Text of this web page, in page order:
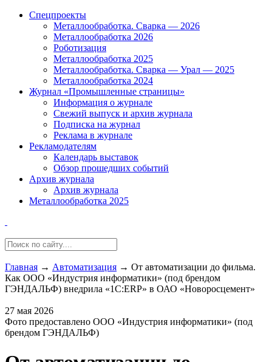
Спецпроекты
Металлообработка. Сварка — 2026
Металлообработка 2026
Роботизация
Металлообработка 2025
Металлообработка. Сварка — Урал — 2025
Металлообработка 2024
Журнал «Промышленные страницы»
Информация о журнале
Свежий выпуск и архив журнала
Подписка на журнал
Реклама в журнале
Рекламодателям
Календарь выставок
Обзор прошедших событий
Архив журнала
Архив журнала
Металлообработка 2025
Главная → Автоматизация → От автоматизации до фильма.
Как ООО «Индустрия информатики» (под брендом
ГЭНДАЛЬФ) внедрила «1С:ERP» в ОАО «Новоросцемент»
27 мая 2026
Фото предоставлено ООО «Индустрия информатики» (под
брендом ГЭНДАЛЬФ)